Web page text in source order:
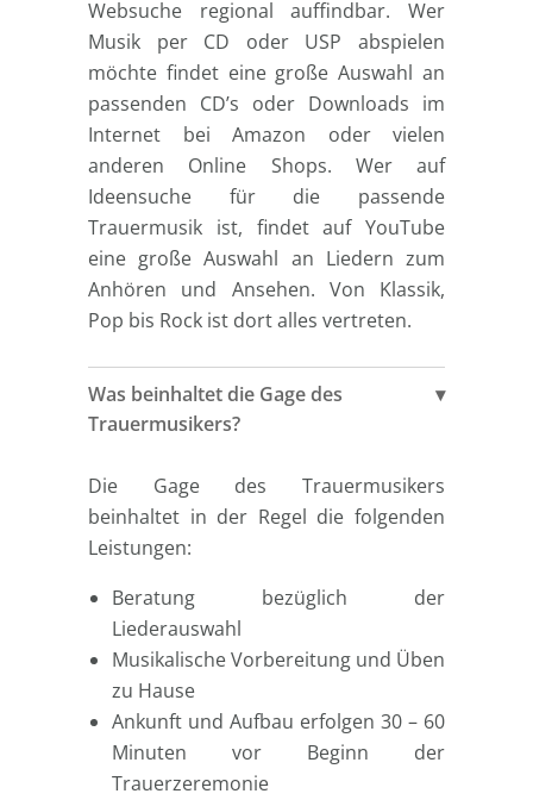
Websuche regional auffindbar. Wer
Musik per CD oder USP abspielen
möchte findet eine große Auswahl an
passenden CD’s oder Downloads im
Internet bei Amazon oder vielen
anderen Online Shops. Wer auf
Ideensuche für die passende
Trauermusik ist, findet auf YouTube
eine große Auswahl an Liedern zum
Anhören und Ansehen. Von Klassik,
Pop bis Rock ist dort alles vertreten.
Was beinhaltet die Gage des
Trauermusikers?
Die Gage des Trauermusikers
beinhaltet in der Regel die folgenden
Leistungen:
Beratung bezüglich der
Liederauswahl
Musikalische Vorbereitung und Üben
zu Hause
Ankunft und Aufbau erfolgen 30 – 60
Minuten vor Beginn der
Trauerzeremonie